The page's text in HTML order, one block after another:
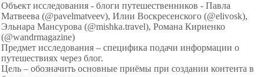
Объект исследования - блоги путешественников - Павла
Матвеева (@pavelmatveev), Илии Воскресенского (@elivosk),
Эльнара Мансурова (@mishka.travel), Романа Кириенко
(@wandrmagazine)
Предмет исследования – cпецифика подачи информации о
путешествиях через блог.
Цель – обозначить основные приёмы при создании контента в